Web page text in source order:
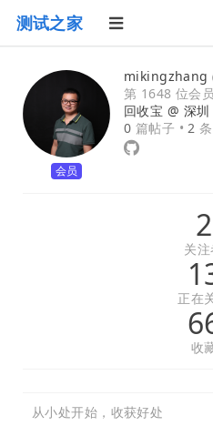
测试之家
会员
mikingzhang
第 1648 位会
回收宝 @ 深圳
0 篇帖子 •2
2
关
正在
收
从小处开始，收获好处